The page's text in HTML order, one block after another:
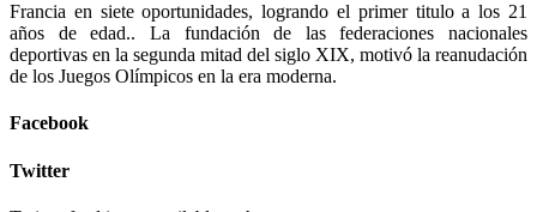
Francia en siete oportunidades, logrando el primer titulo a los 21
años de edad.. La fundación de las federaciones nacionales
deportivas en la segunda mitad del siglo XIX, motivó la reanudación
de los Juegos Olímpicos en la era moderna.
Facebook
Twitter